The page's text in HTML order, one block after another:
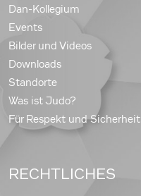
Dan-Kollegium
Events
Bilder und Videos
Downloads
Standorte
Was ist Judo?
Für Respekt und Sicherheit
RECHTLICHES